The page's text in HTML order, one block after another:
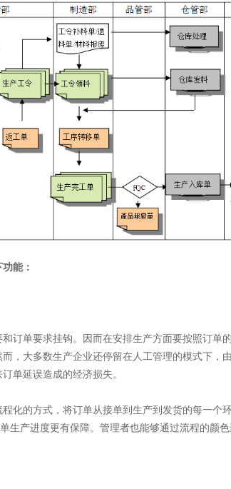
能：
单要求挂钩。因而在安排生产方面要按照订单
，大多数生产企业还停留在人工管理的模式下，
单延误造成的经济损失。
的方式，将订单从接单到生产到发货的每一个
生产进度更有保障。管理者也能够通过流程的颜